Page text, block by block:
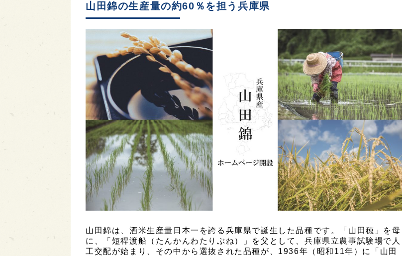
山田錦の生産量の約60％を担う兵庫県
山田錦は、酒米生産量日本一を誇る兵庫県で誕生した品種です。「山田穂」を母
に、「短稈渡船（たんかんわたりぶね）」を父として、兵庫県立農事試験場で人
工交配が始まり、その中から選抜された品種が、1936年（昭和11年）に「山田